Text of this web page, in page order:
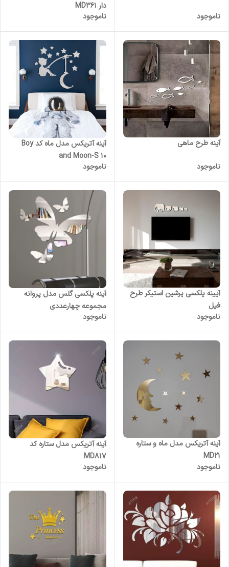
ناموجود
دار MD361
ناموجود
آینه طرح ماهی
ناموجود
آینه آتریکس مدل ماه کد Boy
and Moon-S 10
ناموجود
آیینه پلکسی پرشین استیکر طرح
فیل
ناموجود
آینه پلکسی گلس مدل پروانه
مجموعه چهارعددی
ناموجود
آینه آتریکس مدل ماه و ستاره
MD21
ناموجود
آینه آتریکس مدل ستاره کد
MD817
ناموجود